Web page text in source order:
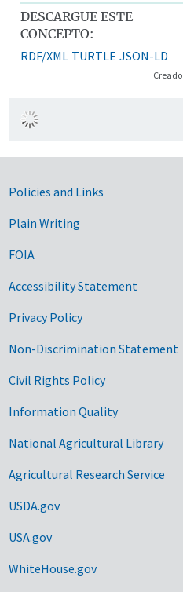
DESCARGUE ESTE
CONCEPTO:
RDF/XML TURTLE JSON-LD
Government
Policies and Links
Plain Writing
FOIA
Accessibility Statement
Privacy Policy
Non-Discrimination Statement
Civil Rights Policy
Information Quality
National Agricultural Library
Agricultural Research Service
USDA.gov
USA.gov
WhiteHouse.gov